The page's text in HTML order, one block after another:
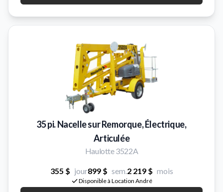
35 pi. Nacelle sur Remorque, Électrique,
Articulée
Haulotte 3522A
355 $ jour899 $ sem.2 219 $ mois
Disponible à Location André